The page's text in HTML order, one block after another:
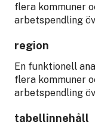
flera kommuner
arbetspendling
region
En funktionell
flera kommuner
arbetspendling
tabellinnehåll